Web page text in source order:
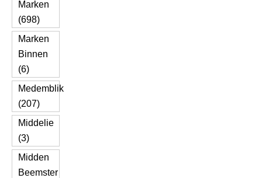
Marken
(698)
Marken
Binnen
(6)
Medemblik
(207)
Middelie
(3)
Midden
Beemster